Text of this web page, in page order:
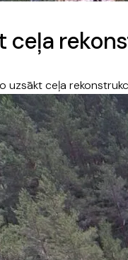
ceļa
uzsākt ceļa